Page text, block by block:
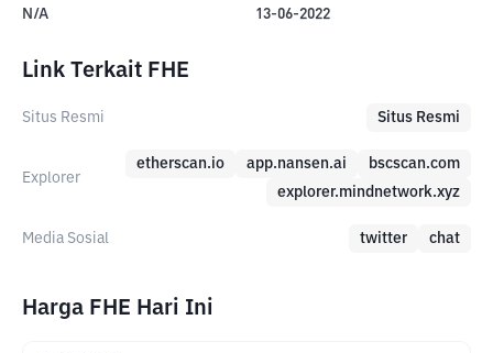
N/A 13-06-2022
Link Terkait FHE
Situs Resmi Situs Resmi
Explorer
etherscan.io app.nansen.ai
bscscan.com
explorer.mindnetwork.xyz
Media Sosial twitter chat
Harga FHE Hari Ini